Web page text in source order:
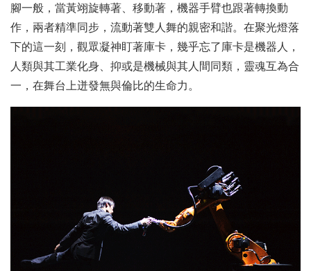
腳一般，當黃翊旋轉著、移動著，機器手臂也跟著轉換動
作，兩者精準同步，流動著雙人舞的親密和諧。在聚光燈落
下的這一刻，觀眾凝神盯著庫卡，幾乎忘了庫卡是機器人，
人類與其工業化身、抑或是機械與其人間同類，靈魂互為合
一，在舞台上迸發無與倫比的生命力。